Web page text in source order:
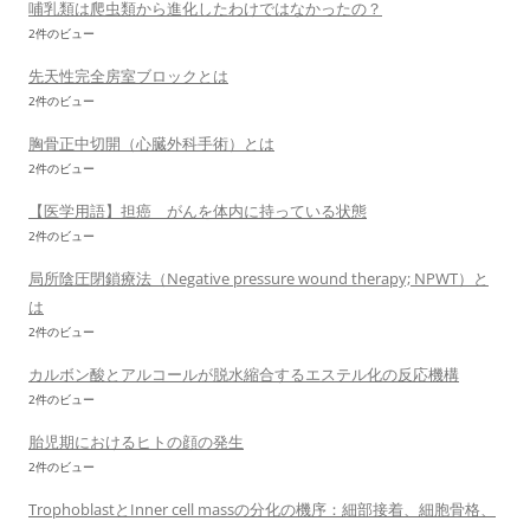
哺乳類は爬虫類から進化したわけではなかったの？
2件のビュー
先天性完全房室ブロックとは
2件のビュー
胸骨正中切開（心臓外科手術）とは
2件のビュー
【医学用語】担癌 がんを体内に持っている状態
2件のビュー
局所陰圧閉鎖療法（Negative pressure wound therapy; NPWT）と
は
2件のビュー
カルボン酸とアルコールが脱水縮合するエステル化の反応機構
2件のビュー
胎児期におけるヒトの顔の発生
2件のビュー
TrophoblastとInner cell massの分化の機序：細部接着、細胞骨格、